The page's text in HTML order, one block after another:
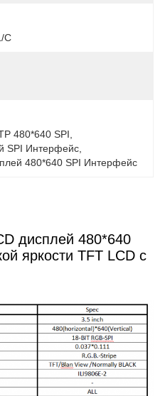
C
480*640 SPI
SPI Интерфейс
480*640 SPI Интерфейс
дисплей 480*640
яркости TFT LCD с